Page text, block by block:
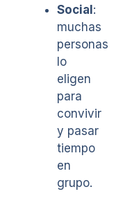
Social :
muchas
personas
lo
eligen
para
convivir
y pasar
tiempo
en
grupo.